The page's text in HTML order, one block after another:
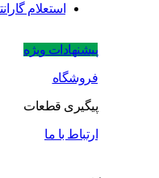
استعلام
پیشنهادات ویژه
فروشگاه
پیگیری قطعات
ارتباط با ما